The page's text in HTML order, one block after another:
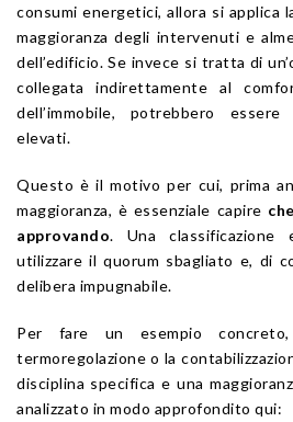
consumi energetici, allora si applica
maggioranza degli intervenuti e
dell’edificio. Se invece si tratta di
collegata indirettamente al
dell’immobile, potrebbero
elevati.
Questo è il motivo per cui, prima
maggioranza, è essenziale capire
approvando. Una
utilizzare il quorum sbagliato e, di
delibera impugnabile.
Per fare un esempio
termoregolazione o la
disciplina specifica e una
analizzato in modo approfondito qui: